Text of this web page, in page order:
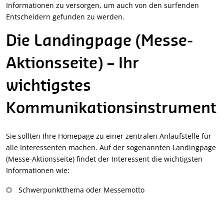
Informationen zu versorgen, um auch von den surfenden
Entscheidern gefunden zu werden.
Die Landingpage (Messe-
Aktionsseite) – Ihr
wichtigstes
Kommunikationsinstrument
Sie sollten Ihre Homepage zu einer zentralen Anlaufstelle für
alle Interessenten machen. Auf der sogenannten Landingpage
(Messe-Aktionsseite) findet der Interessent die wichtigsten
Informationen wie:
Schwerpunktthema oder Messemotto